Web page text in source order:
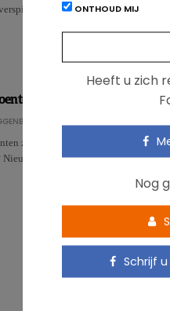
is het grootst in rijke
en fruit ons gelukkiger?
zijn gezond. Maar wist je dat ze
Nieuw onderzoek steunt de
ONTHOUD MIJ
Heeft u zich
Nog
Schrijf